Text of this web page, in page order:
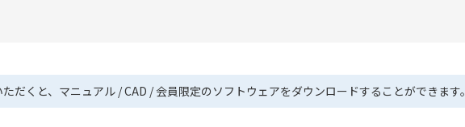
ただくと、マニュアル / CAD / 会員限定のソフトウェアをダウンロードすることができます。